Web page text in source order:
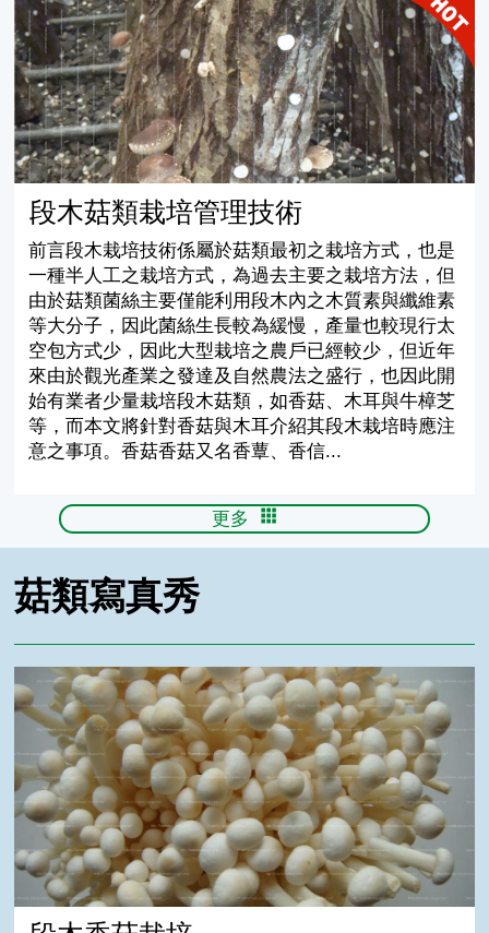
段木菇類栽培管理技術
段木菇類栽培管理技術
前言段木栽培技術係屬於菇類最初之栽培方式，也是
一種半人工之栽培方式，為過去主要之栽培方法，但
由於菇類菌絲主要僅能利用段木內之木質素與纖維素
等大分子，因此菌絲生長較為緩慢，產量也較現行太
空包方式少，因此大型栽培之農戶已經較少，但近年
來由於觀光產業之發達及自然農法之盛行，也因此開
始有業者少量栽培段木菇類，如香菇、木耳與牛樟芝
等，而本文將針對香菇與木耳介紹其段木栽培時應注
意之事項。香菇香菇又名香蕈、香信...
更多
菇類寫真秀
段木香菇栽培